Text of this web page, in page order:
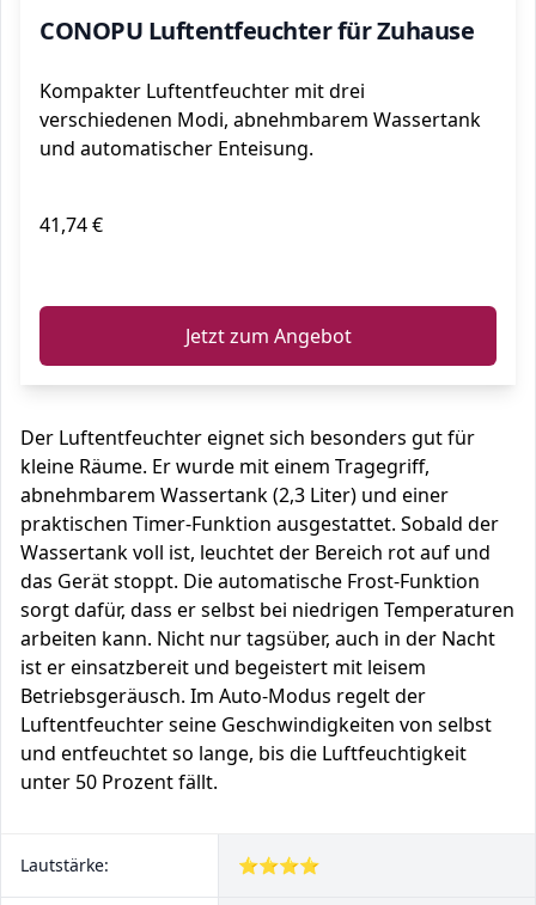
CONOPU Luftentfeuchter für Zuhause
Kompakter Luftentfeuchter mit drei
verschiedenen Modi, abnehmbarem Wassertank
und automatischer Enteisung.
41,74 €
Jetzt zum Angebot
Der Luftentfeuchter eignet sich besonders gut für
kleine Räume. Er wurde mit einem Tragegriff,
abnehmbarem Wassertank (2,3 Liter) und einer
praktischen Timer-Funktion ausgestattet. Sobald der
Wassertank voll ist, leuchtet der Bereich rot auf und
das Gerät stoppt. Die automatische Frost-Funktion
sorgt dafür, dass er selbst bei niedrigen Temperaturen
arbeiten kann. Nicht nur tagsüber, auch in der Nacht
ist er einsatzbereit und begeistert mit leisem
Betriebsgeräusch. Im Auto-Modus regelt der
Luftentfeuchter seine Geschwindigkeiten von selbst
und entfeuchtet so lange, bis die Luftfeuchtigkeit
unter 50 Prozent fällt.
Lautstärke: ⭐⭐⭐⭐